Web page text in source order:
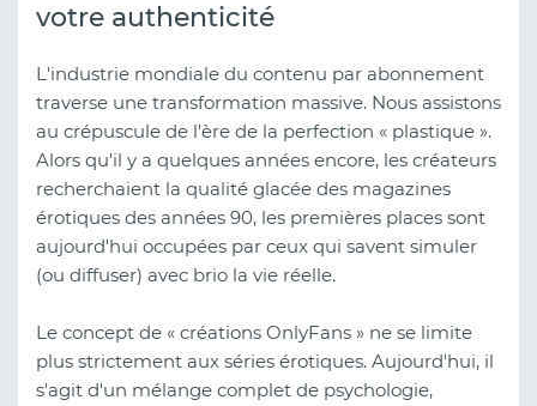
votre authenticité
L'industrie mondiale du contenu par abonnement
traverse une transformation massive. Nous assistons
au crépuscule de l'ère de la perfection « plastique ».
Alors qu'il y a quelques années encore, les créateurs
recherchaient la qualité glacée des magazines
érotiques des années 90, les premières places sont
aujourd'hui occupées par ceux qui savent simuler
(ou diffuser) avec brio la vie réelle.
Le concept de « créations OnlyFans » ne se limite
plus strictement aux séries érotiques. Aujourd'hui, il
s'agit d'un mélange complet de psychologie,